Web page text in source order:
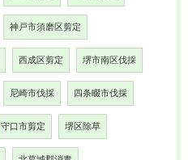
神戸市須磨区剪定
西成区剪定 堺市南区伐採
尼崎市伐採 四条畷市伐採
守口市剪定 堺区除草